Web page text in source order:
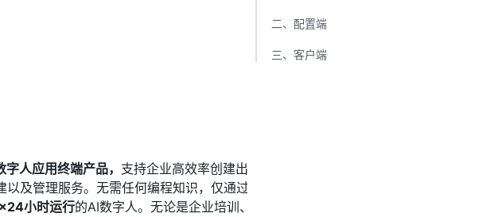
字人应用终端产品， 支持企业高效率创建出
及管理服务。无需任何编程知识，仅通过简单配置，就可以快速定制出
小时运行的AI数字人。无论是企业培训、智能问答、业务导办，还是前
二、配置端
三、客户端